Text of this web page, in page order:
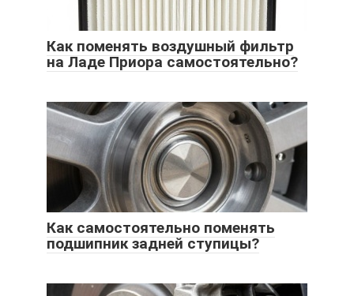
Как поменять воздушный фильтр
на Ладе Приора самостоятельно?
Как самостоятельно поменять
подшипник задней ступицы?